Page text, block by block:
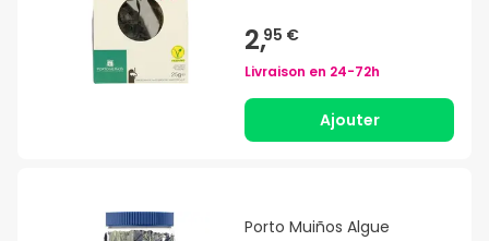
2,95 €
Livraison en 24-72h
Ajouter
Porto Muiños Algue